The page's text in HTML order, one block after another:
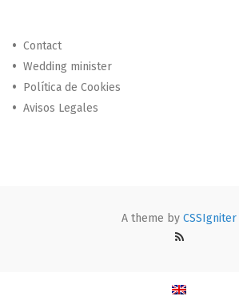
Contact
Wedding minister
Política de Cookies
Avisos Legales
A theme by CSSIgniter